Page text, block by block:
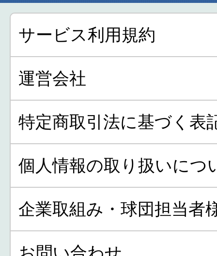
サービス利用規約
運営会社
特定商取引法に基づく表
個人情報の取り扱いにつ
企業取組み・球団担当者